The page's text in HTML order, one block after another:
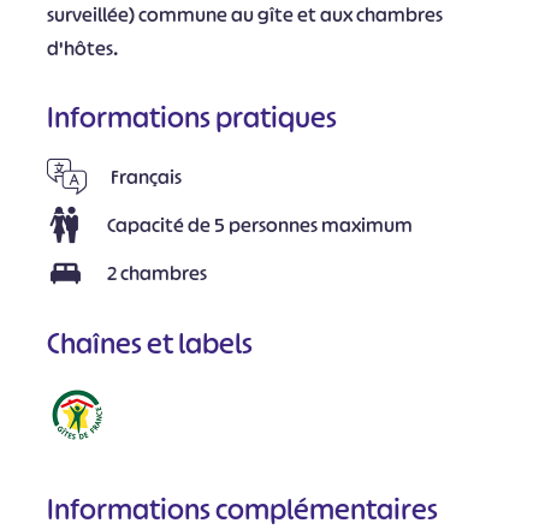
surveillée) commune au gîte et aux chambres
d'hôtes.
Informations pratiques
Français
Capacité de 5 personnes maximum
2 chambres
Chaînes et labels
Informations complémentaires